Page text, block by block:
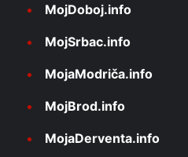
MojDoboj.info
MojSrbac.info
MojaModriča.info
MojBrod.info
MojaDerventa.info